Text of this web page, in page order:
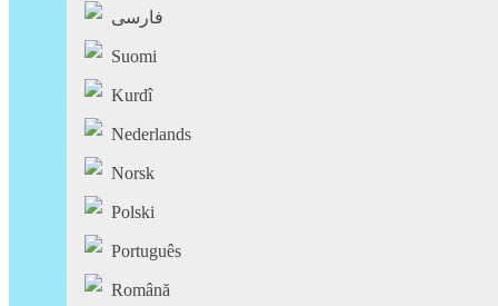
فارسی
Suomi
Kurdî
Nederlands
Norsk
Polski
Português
Română